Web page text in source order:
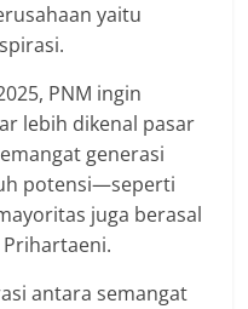
yaitu
PNM ingin
lebih dikenal pasar
generasi
potensi—seperti
juga berasal
antara semangat